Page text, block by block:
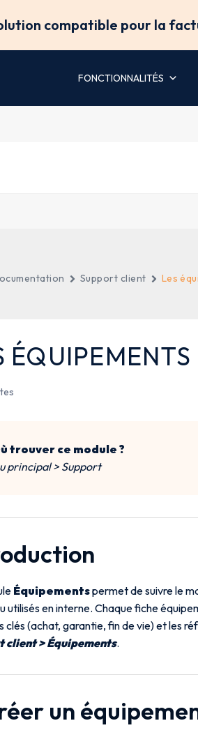
compatible pour la
FONCTIONNALITÉS
Support client Les
trouver ce module ?
principal > Support
Équipementspermet de suivre le
utilisés en interne. Chaque fiche
clés (achat, garantie, fin de vie) et les
client > Équipements.
un